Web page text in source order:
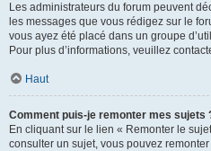
Les administrateurs du forum peuvent
les messages que vous rédigez sur le
vous ayez été placé dans un groupe
Pour plus d’informations, veuillez
Haut
Comment puis-je remonter mes sujets
En cliquant sur le lien « Remonter le
consulter un sujet, vous pouvez